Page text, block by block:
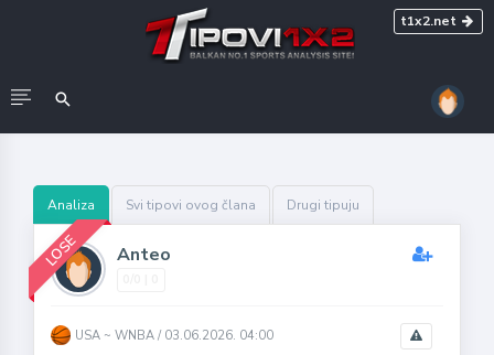
t1x2.net
Analiza Svi tipovi ovog člana Drugi tipuju
LOSE Anteo
USA ~ WNBA / 03.06.2026. 04:00